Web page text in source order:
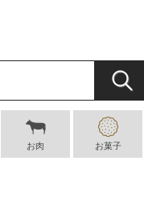
お肉 お菓子